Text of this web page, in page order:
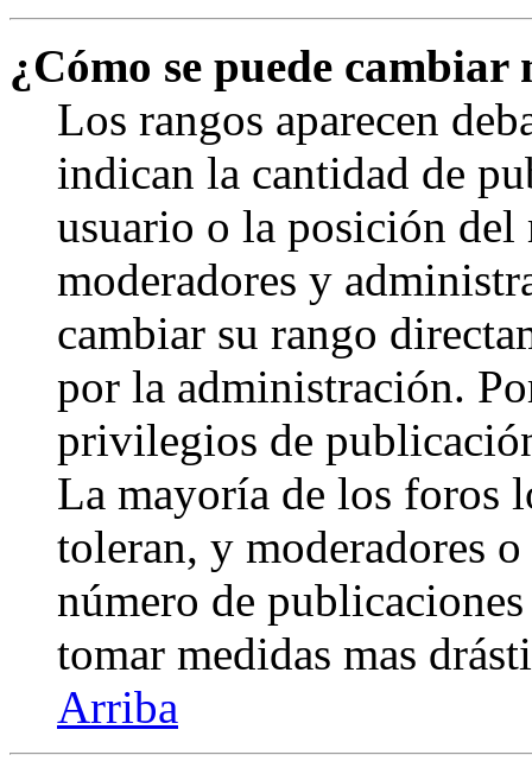
¿Cómo se puede cambiar
Los rangos aparecen
indican la cantidad de
usuario o la posición
moderadores y
cambiar su rango
por la administración.
privilegios de
La mayoría de los foros
toleran, y moderadores
número de
tomar medidas mas
Arriba